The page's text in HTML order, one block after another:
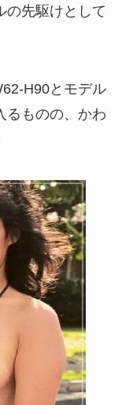
の先駆けとして
H90とモデル
るものの、かわ